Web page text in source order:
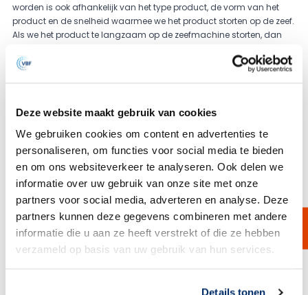
Deze website maakt gebruik van cookies
We gebruiken cookies om content en advertenties te
personaliseren, om functies voor social media te bieden
en om ons websiteverkeer te analyseren. Ook delen we
informatie over uw gebruik van onze site met onze
partners voor social media, adverteren en analyse. Deze
partners kunnen deze gegevens combineren met andere
informatie die u aan ze heeft verstrekt of die ze hebben
verzameld op basis van uw gebruik van hun services.
Details tonen
worden is ook afhankelijk van het type product, de vorm van het
product en de snelheid waarmee we het product storten op de zeef.
Als we het product te langzaam op de zeefmachine storten, dan
zeefmachine storten, dan kan efficiëntie verloren gaan, omdat de
stoffen met elkaar concurreren om door een porie te kunnen vallen.
verhuurmachine om de beste oplossingen en samenstelling te
bepalen.
Geschikt voor iedere toepassing en alle industrieën
Zoals eerder vermeld kan een trilzeef worden gebruikt voor een
breed scala aan toepassingen en producten. Van de verwerking
van droge poeders tot aan het filtreren van vloeistoffen met
verontreinigingen, deze machine is een echte alleskunner en maakt
sortering van bulkpoeders en grote hoeveelheden vloeistoffen
mogelijk. Van Borselen Filters heeft een verscheidenheid van
standaard zeefmachine, waaronder in de